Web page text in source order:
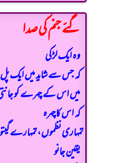
گئے جنم کی صدا
وہ ایک لڑکی
کہ جس سے شاید میں ایک
میں اس کے چہرے کو
کہ اس کاچہرہ
تمہاری نظموں، تمہارے
یقین جانو